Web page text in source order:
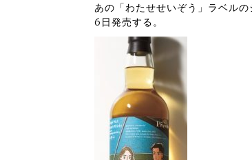
あの「わたせせいぞう」ラベル
6日発売する。